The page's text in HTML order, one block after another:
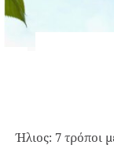
Ήλιος: 7 τρόποι